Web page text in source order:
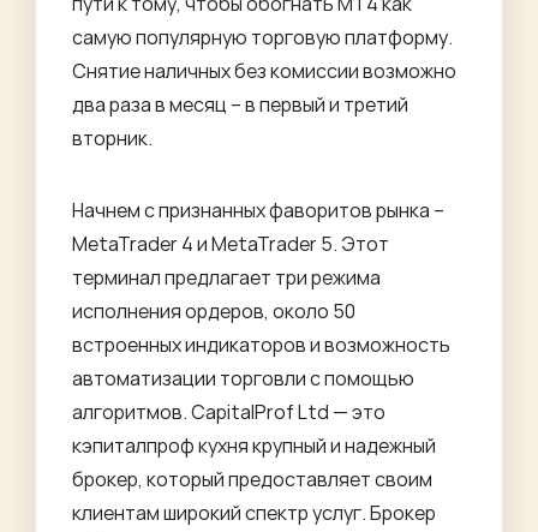
самую популярную торговую платформу.
Снятие наличных без комиссии возможно
два раза в месяц – в первый и третий
вторник.
Начнем с признанных фаворитов рынка –
MetaTrader 4 и MetaTrader 5. Этот
терминал предлагает три режима
исполнения ордеров, около 50
встроенных индикаторов и возможность
автоматизации торговли с помощью
алгоритмов. CapitalProf Ltd — это
кэпиталпроф кухнякрупный и надежный
брокер, который предоставляет своим
клиентам широкий спектр услуг. Брокер